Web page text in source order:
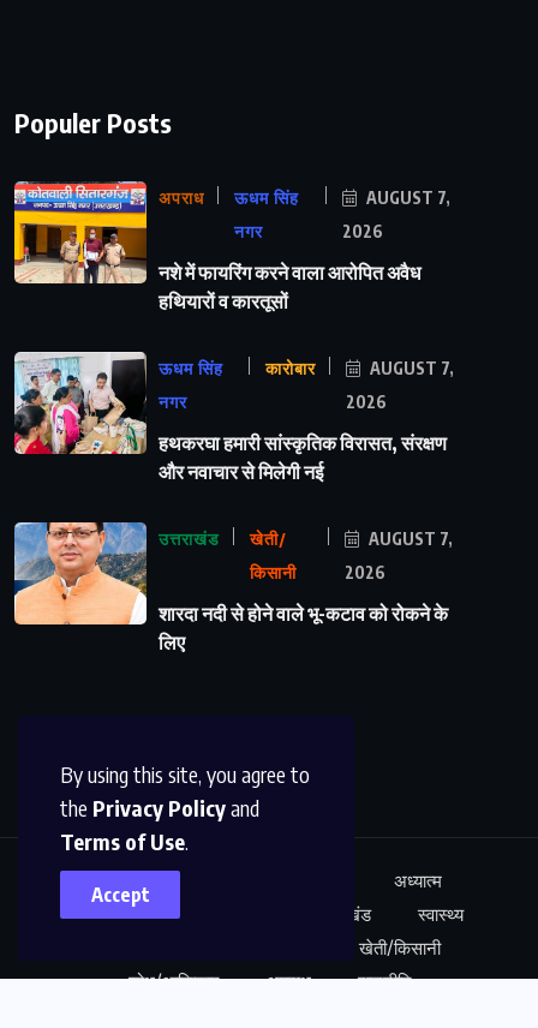
By using this site, you agree to
the Privacy Policyand
Terms of Use.
Accept
Populer Posts
अपराध
ऊधम सिंह
नगर
AUGUST 7,
2026
नशे में फायरिंग करने वाला आरोपित अवैध
हथियारों व कारतूसों
ऊधम सिंह
नगर
कारोबार
AUGUST 7,
2026
हथकरघा हमारी सांस्कृतिक विरासत, संरक्षण
और नवाचार से मिलेगी नई
उत्तराखंड
खेती/
किसानी
AUGUST 7,
2026
शारदा नदी से होने वाले भू-कटाव को रोकने के
लिए
ऊधम सिंह नगर
अध्यात्म
कारोबार
अपराध उत्तराखंड
स्वास्थ्य
खेती/किसानी
शोध/आविष्कार
अपराध राजनीति